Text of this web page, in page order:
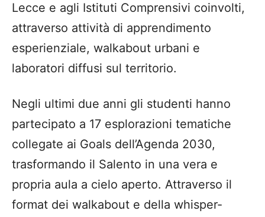
Lecce e agli Istituti Comprensivi coinvolti,
attraverso attività di apprendimento
esperienziale, walkabout urbani e
laboratori diffusi sul territorio.
Negli ultimi due anni gli studenti hanno
partecipato a 17 esplorazioni tematiche
collegate ai Goals dell’Agenda 2030,
trasformando il Salento in una vera e
propria aula a cielo aperto. Attraverso il
format dei walkabout e della whisper-